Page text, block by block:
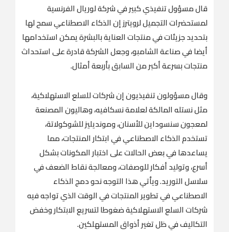
قال ‌مسؤول تنفيذي كبير في شركة لوريال الفرنسية
لمستحضرات التجميل لرويترز إن الذكاء الاصطناعي سمح لها
بتحديد جزيئات في منتجات العناية بالبشرة يمكن استخدامها
أيضا في صناعة الشامبو، وجعل الشركة قادرة على استحداث
منتجات بسرعة أكبر من السابق بأربعة أمثال.
وقال مسؤولون تنفيذيون إن شركات للسلع الاستهلاكية،
مثل نستله المالكة لعلامة نسكافيه، وهاليون المصنعة
لمعجون سنسوداين للأسنان، ومونديليز للشوكولاتة،
تستخدم الذكاء الاصطناعي في ابتكار المنتجات، مما
يساعدها في بعض الحالات على اختبار المكونات بشكل
أسرع، وتوليد أفكار للوصفات، ومعالجة نقاط الضعف في
سلاسل التوريد. ويأتي هذا التوجه ‌نحو دمج الذكاء
‌الاصطناعي في تطوير المنتجات في الوقت الذي ‌تواجه ⁠فيه
شركات السلع ⁠الاستهلاكية ضغوطا لتسريع الابتكار وخفض
التكاليف في ظل تغير أذواق المستهلكين.